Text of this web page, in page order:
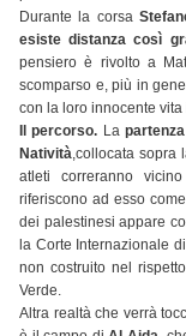
Durante la corsa
esiste distanza così
pensiero è rivolto a
scomparso e, più in
con la loro innocente
Il percorso. La
Natività,collocata sopra
atleti correranno
riferiscono ad esso
dei palestinesi appare
la Corte Internazionale
non costruito nel
Verde.
Altra realtà che verrà